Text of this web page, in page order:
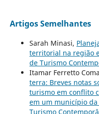
Artigos Semelhantes
Sarah Minasi,
territorial na região
de Turismo
Itamar Ferretto
terra: Breves notas
turismo em conflito
em um município da
Turismo